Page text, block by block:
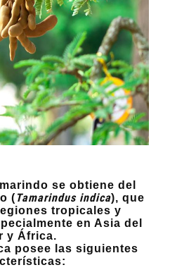
se obtiene del
( Tamarindus indica), que
tropicales y
en Asia del
y África.
posee las siguientes